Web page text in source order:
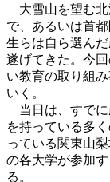
大雪山を望む北
で、あるいは首
生らは自ら選ん
遂げてきた。今
い教育の取り組
いく。
当日は、すでに
を持っている多
っている関東山
の各大学が参加
る。